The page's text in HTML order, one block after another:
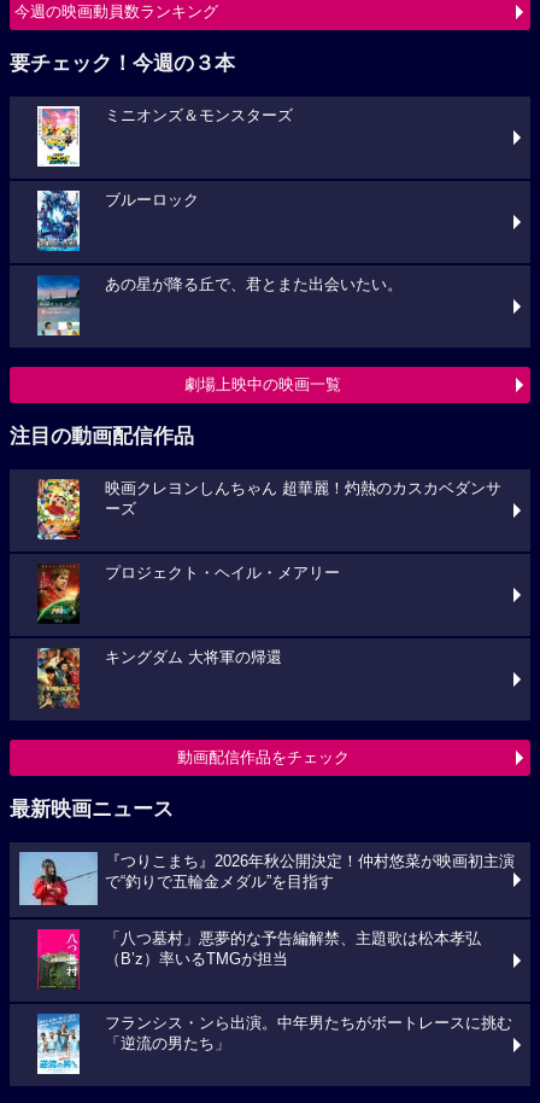
今週の映画動員数ランキング
要チェック！今週の３本
ミニオンズ＆モンスターズ
ブルーロック
あの星が降る丘で、君とまた出会いたい。
劇場上映中の映画一覧
注目の動画配信作品
映画クレヨンしんちゃん 超華麗！灼熱のカスカベダンサ
ーズ
プロジェクト・ヘイル・メアリー
キングダム 大将軍の帰還
動画配信作品をチェック
最新映画ニュース
『つりこまち』2026年秋公開決定！仲村悠菜が映画初主演
で“釣りで五輪金メダル”を目指す
「八つ墓村」悪夢的な予告編解禁、主題歌は松本孝弘
（B’z）率いるTMGが担当
フランシス・ンら出演。中年男たちがボートレースに挑む
「逆流の男たち」